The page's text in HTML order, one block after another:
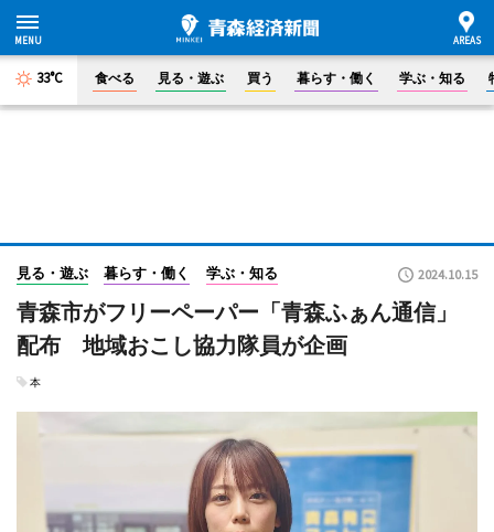
33°C 食べる 見る・遊ぶ 買う 暮らす・働く 学ぶ・知る
見る・遊ぶ 暮らす・働く 学ぶ・知る 2024.10.15
青森市がフリーペーパー「青森ふぁん通信」
配布 地域おこし協力隊員が企画
本